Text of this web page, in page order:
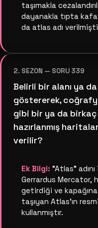
taşımakla
dayanakla tıpta
da atlas adı
2. SEZON — SORU 339
Belirli bir alanı ya
göstererek,
gibi bir ya da birkaç
hazırlanmış
verilir?
Ek Bilgi: "Atlas"
Gerrardus Mercator,
getirdiği ve kapağına
taşıyan Atlas'ın
kullanmıştır.